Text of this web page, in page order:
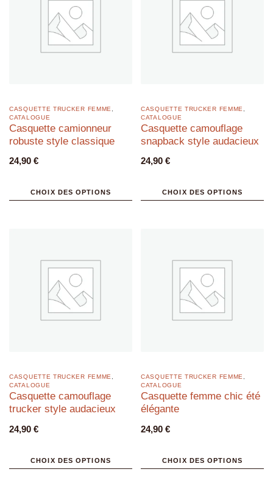
CASQUETTE TRUCKER FEMME
CATALOGUE
Casquette camionneur
robuste style classique
24,90 €
CHOIX DES OPTIONS
CASQUETTE TRUCKER FEMME
CATALOGUE
Casquette camouflage
snapback style audacieux
24,90 €
CHOIX DES OPTIONS
CASQUETTE TRUCKER FEMME
CATALOGUE
Casquette camouflage
trucker style audacieux
24,90 €
CHOIX DES OPTIONS
CASQUETTE TRUCKER FEMME
CATALOGUE
Casquette femme chic été
élégante
24,90 €
CHOIX DES OPTIONS